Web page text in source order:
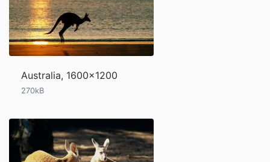
Australia, 1600x1200
270kB